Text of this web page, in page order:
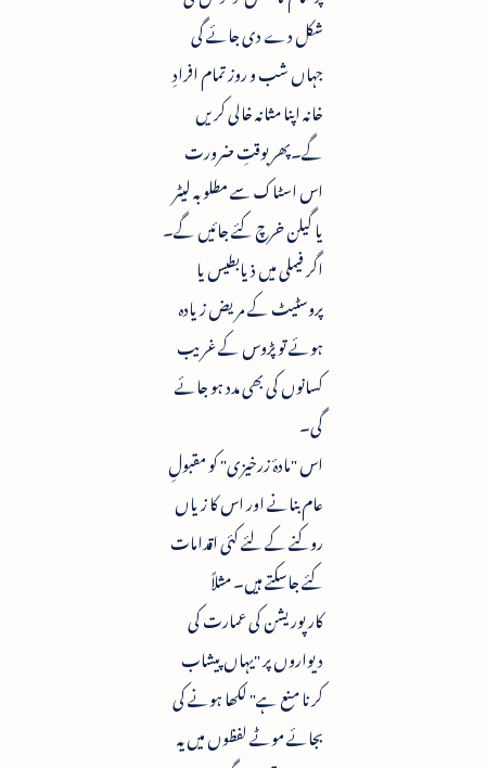
شکل دے دی جائے گی
جہاں شب و روز تمام افرادِ
خانہ اپنا مثانہ خالی کریں
گے۔پھر بوقتِ ضرورت
اس اسٹاک سے مطلوبہ لیٹر
یا گیلن خرچ کئے جائیں گے۔
اگر فیملی میں ذیابطیس یا
پروسٹیٹ کے مریض زیادہ
ہوئے تو پڑوس کے غریب
کسانوں کی بھی مدد ہو جائے
گی۔
اس "مادۂ زرخیزی" کو مقبولِ
عام بنانے اور اس کا زیاں
روکنے کے لئے کئی اقدامات
کئے جاسکتے ہیں۔ مثلاً
کارپوریشن کی عمارت کی
دیواروں پر "یہاں پیشاب
کرنا منع ہے" لکھا ہونے کی
بجائے موٹے لفظوں میں یہ